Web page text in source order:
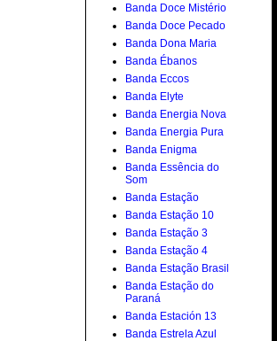
Banda Doce Mistério
Banda Doce Pecado
Banda Dona Maria
Banda Ébanos
Banda Eccos
Banda Elyte
Banda Energia Nova
Banda Energia Pura
Banda Enigma
Banda Essência do
Som
Banda Estação
Banda Estação 10
Banda Estação 3
Banda Estação 4
Banda Estação Brasil
Banda Estação do
Paraná
Banda Estación 13
Banda Estrela Azul